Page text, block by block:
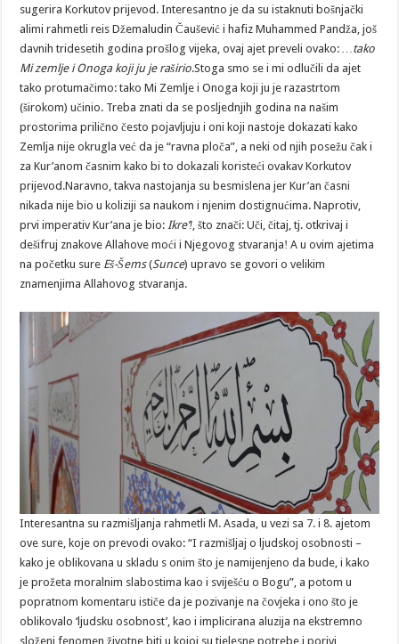
sugerira Korkutov prijevod. Interesantno je da su istaknuti bošnjački
alimi rahmetli reis Džemaludin Čaušević i hafiz Muhammed Pandža, još
davnih tridesetih godina prošlog vijeka, ovaj ajet preveli ovako:…tako
Mi zemlje i Onoga koji ju je raširio.Stoga smo se i mi odlučili da ajet
tako protumačimo: tako Mi Zemlje i Onoga koji ju je razastrtom
(širokom) učinio. Treba znati da se posljednjih godina na našim
prostorima prilično često pojavljuju i oni koji nastoje dokazati kako
Zemlja nije okrugla već da je “ravna ploča”, a neki od njih posežu čak i
za Kur’anom časnim kako bi to dokazali koristeći ovakav Korkutov
prijevod.Naravno, takva nastojanja su besmislena jer Kur’an časni
nikada nije bio u koliziji sa naukom i njenim dostignućima. Naprotiv,
prvi imperativ Kur’ana je bio:Ikre’ǃ, što znači: Uči, čitaj, tj. otkrivaj i
dešifruj znakove Allahove moći i Njegovog stvaranjaǃ A u ovim ajetima
na početku sure Eš-Šems(Sunce) upravo se govori o velikim
znamenjima Allahovog stvaranja.
Interesantna su razmišljanja rahmetli M. Asada, u vezi sa 7. i 8. ajetom
ove sure, koje on prevodi ovako: “I razmišljaj o ljudskoj osobnosti –
kako je oblikovana u skladu s onim što je namijenjeno da bude, i kako
je prožeta moralnim slabostima kao i sviješću o Bogu”, a potom u
popratnom komentaru ističe da je pozivanje na čovjeka i ono što je
oblikovalo ‘ljudsku osobnost’, kao i implicirana aluzija na ekstremno
složeni fenomen životne biti u kojoj su tjelesne potrebe i porivi,